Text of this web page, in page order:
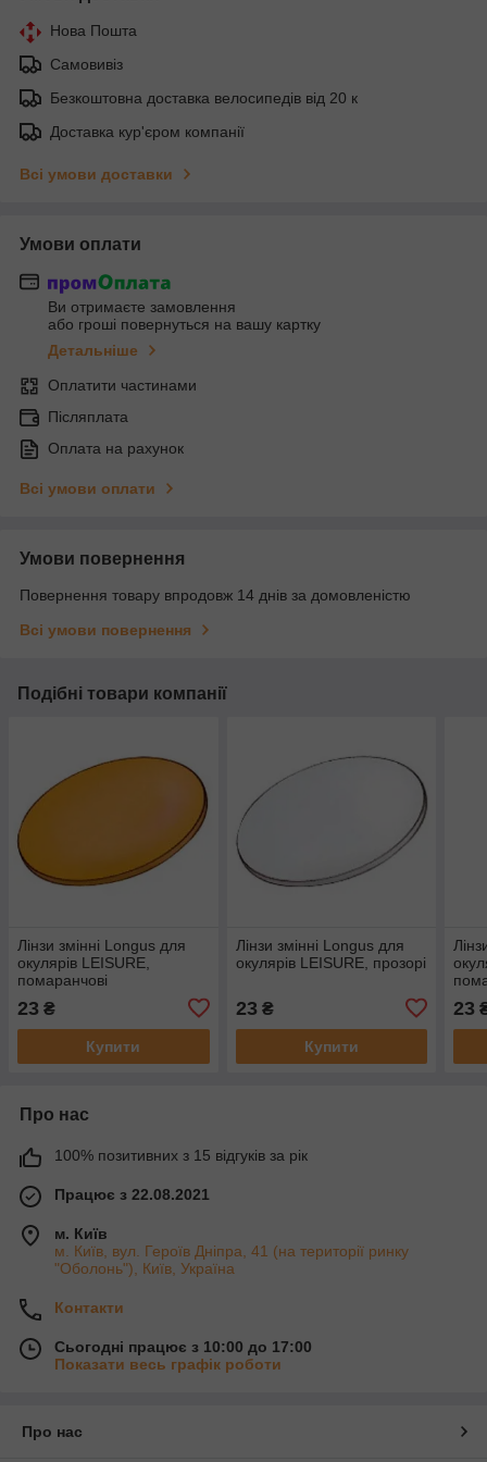
Нова Пошта
Самовивіз
Безкоштовна доставка велосипедів від 20 к
Доставка кур'єром компанії
Всі умови доставки
Умови оплати
Ви отримаєте замовлення
або гроші повернуться на вашу картку
Детальніше
Оплатити частинами
Післяплата
Оплата на рахунок
Всі умови оплати
Умови повернення
Повернення товару впродовж 14 днів за домовленістю
Всі умови повернення
Подібні товари компанії
Лінзи змінні Longus для
окулярів LEISURE,
помаранчові
23 ₴
Купити
Лінзи змінні Longus для
окулярів LEISURE, прозорі
23 ₴
Купити
23
Про нас
100% позитивних з 15 відгуків за рік
Працює з 22.08.2021
м. Київ
м. Київ, вул. Героїв Дніпра, 41 (на території ринку
"Оболонь"), Київ, Україна
Контакти
Сьогодні працює з 10:00 до 17:00
Показати весь графік роботи
Про нас